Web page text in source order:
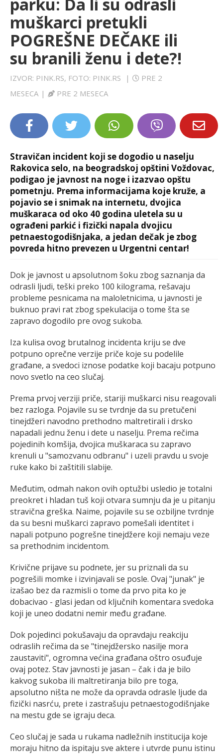
LIFESTYLE
EXTRA
muškarci pretukli
POGREŠNE DEČAKE ili
su branili ženu i dete?!
IZVOR: PINK.RS, FOTO: PINK.RS |
PRE 2
MESECA | PRE 2 MESECA
Stravičan incident koji se dogodio u naselju
Rakovica selo, na beogradskoj opštini Voždovac,
podigao je javnost na noge i izazvao opštu
pometnju. Prema informacijama koje kruže, a
pojavio se i snimak na internetu, dvojica
muškaraca od oko 40 godina uletela su u
ograđeni parkić i fizički napala dvojicu
petnaestogodišnjaka, a jedan dečak je zbog
povreda hitno prevezen u Urgentni centar!
Dok je javnost u apsolutnom šoku zbog saznanja da
odrasli ljudi, teški preko 100 kilograma, rešavaju
probleme pesnicama na maloletnicima, u javnosti je
buknuo pravi rat zbog spekulacija o tome šta se
zapravo dogodilo pre ovog sukoba.
Iza kulisa ovog brutalnog incidenta kriju se dve
potpuno oprečne verzije priče koje su podelile
građane, a svedoci iznose podatke koji bacaju potpuno
novo svetlo na ceo slučaj.
Prema prvoj verziji priče, stariji muškarci nisu reagovali
bez razloga. Pojavile su se tvrdnje da su pretučeni
tinejdžeri navodno prethodno maltretirali i drsko
napadali jednu ženu i dete u naselju. Prema rečima
pojedinih komšija, dvojica muškaraca su zapravo
krenuli u "samozvanu odbranu" i uzeli pravdu u svoje
ruke kako bi zaštitili slabije.
Međutim, odmah nakon ovih optužbi usledio je totalni
preokret i hladan tuš koji otvara sumnju da je u pitanju
stravična greška. Naime, pojavile su se ozbiljne tvrdnje
da su besni muškarci zapravo pomešali identitet i
napali potpuno pogrešne tinejdžere koji nemaju veze
sa prethodnim incidentom.
Krivične prijave su podnete, jer su priznali da su
pogrešili momke i izvinjavali se posle. Ovaj "junak" je
izašao bez da razmisli o tome da prvo pita ko je
dobacivao - glasi jedan od ključnih komentara svedoka
koji je uneo dodatni nemir među građane.
Dok pojedinci pokušavaju da opravdaju reakciju
odraslih rečima da se "tinejdžersko nasilje mora
zaustaviti", ogromna većina građana oštro osuđuje
ovaj potez. Stav javnosti je jasan – čak i da je bilo
kakvog sukoba ili maltretiranja bilo pre toga,
apsolutno ništa ne može da opravda odrasle ljude da
fizički nasrću, prete i zastrašuju petnaestogodišnjake
na mestu gde se igraju deca.
Ceo slučaj je sada u rukama nadležnih institucija koje
moraju hitno da ispitaju sve aktere i utvrde punu istinu